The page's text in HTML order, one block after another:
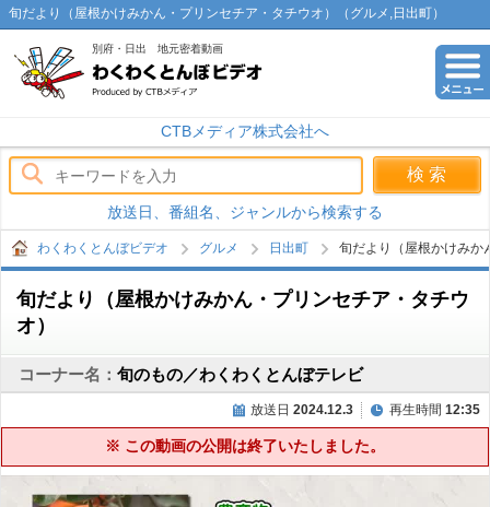
旬だより（屋根かけみかん・プリンセチア・タチウオ）（グルメ,日出町）
別府・日出 地元密着動画
CTBメディア株式会社へ
放送日、番組名、ジャンルから検索する
わくわくとんぼビデオ グルメ 日出町 旬だより（屋根かけみか
旬だより（屋根かけみかん・プリンセチア・タチウ
オ）
コーナー名： 旬のもの／わくわくとんぼテレビ
放送日 2024.12.3 再生時間 12:35
※ この動画の公開は終了いたしました。